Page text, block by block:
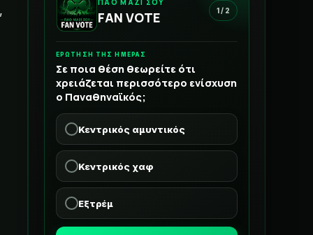
ΠΑΟ ΜΑΖΙ ΣΟΥ
FAN VOTE 1 / 2
ΕΡΩΤΗΣΗ ΤΗΣ ΗΜΕΡΑΣ
Σε ποια θέση θεωρείτε ότι
χρειάζεται περισσότερο ενίσχυση
ο Παναθηναϊκός;
Κεντρικός αμυντικός
Κεντρικός χαφ
Εξτρέμ